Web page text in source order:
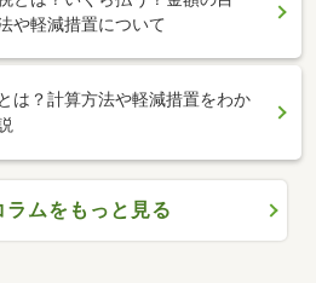
や軽減措置について
は？計算方法や軽減措置をわか
ラムをもっと見る